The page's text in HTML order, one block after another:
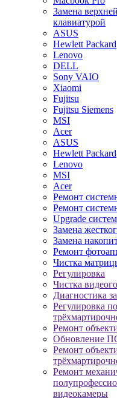
Замена
клавиатурой
ASUS
Hewlett Packard
Lenovo
DELL
Sony VAIO
Xiaomi
Fujitsu
Fujitsu Siemens
MSI
Acer
ASUS
Hewlett Packard
Lenovo
MSI
Acer
Ремонт
Ремонт
Upgrade
Замена
Замена
Ремонт
Чистка
Регулировка
Чистка
Диагностика
Регулировка
Ремонт
Обновление
Ремонт
Ремонт
видеокамеры